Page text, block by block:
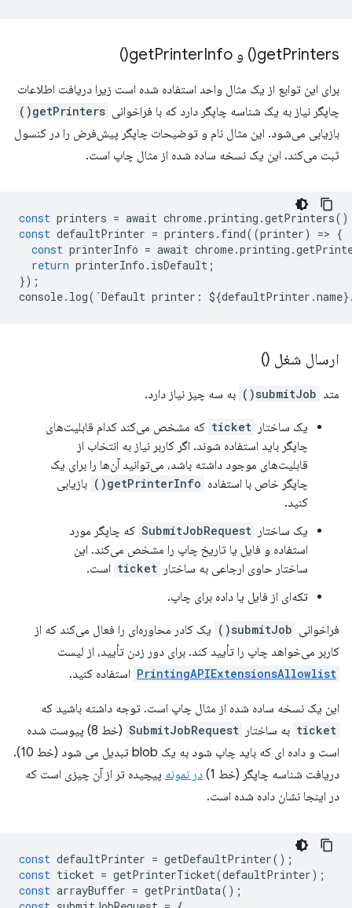
getPrinters( ) و getPrinterInfo(
)
برای این توابع از یک مثال واحد استفاده شده است زیرا دریافت اطلاعات
چاپگر نیاز به یک شناسه چاپگر دارد که با فراخوانی getPrinters()
بازیابی می‌شود. این مثال نام و توضیحات چاپگر پیش‌فرض را در کنسول
ثبت می‌کند. این یک نسخه ساده شده از مثال چاپ است.
const printers = await chrome.printing .getPrinters
const defaultPrinter = printers . find((printer) => {
const printerInfo = await chrome.printing .
return printerInfo . isDefault ;
});
console. log( `Default printer : ${defaultPrinter .name}
ارسال شغل ()
متد submitJob() به سه چیز نیاز دارد.
یک ساختار ticket که مشخص می‌کند کدام قابلیت‌های
چاپگر باید استفاده شوند. اگر کاربر نیاز به انتخاب از
قابلیت‌های موجود داشته باشد، می‌توانید آن‌ها را برای یک
چاپگر خاص با استفاده getPrinterInfo()
بازیابی
کنید.
یک ساختار SubmitJobRequest که چاپگر مورد
استفاده و فایل یا تاریخ چاپ را مشخص می‌کند. این
ساختار حاوی ارجاعی به ساختار ticket است.
تکه‌ای از فایل یا داده برای چاپ.
فراخوانی submitJob()
یک کادر محاوره‌ای را فعال می‌کند که از
کاربر می‌خواهد چاپ را تأیید کند. برای دور زدن تأیید، از لیست
PrintingAPIExtensionsAllowlist استفاده کنید.
این یک نسخه ساده شده از مثال چاپ است. توجه داشته باشید که
ticket به ساختار SubmitJobRequest
(خط 8) پیوست شده
است و داده ای که باید چاپ شود به یک blob تبدیل می شود (خط 10).
دریافت شناسه چاپگر (خط 1)
در نمونه پیچیده تر از آن چیزی است که
در اینجا نشان داده شده است.
const defaultPrinter = getDefaultPrinter();
const ticket = getPrinterTicket(defaultPrinter);
const arrayBuffer = getPrintData();